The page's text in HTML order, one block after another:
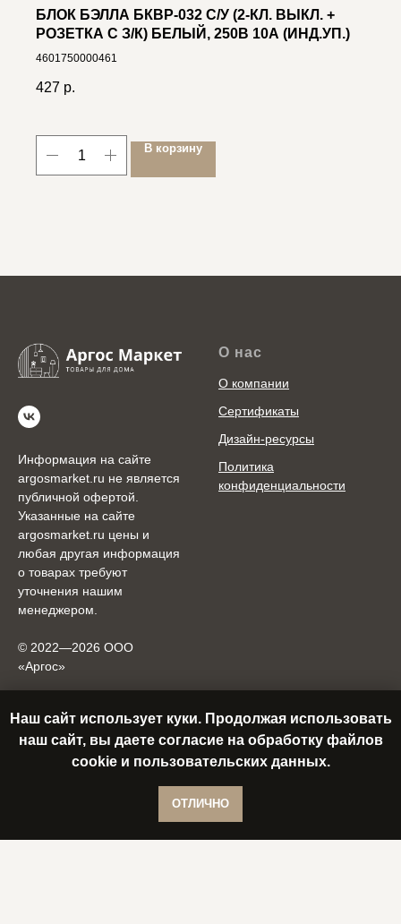
В корзину
БЛОК БЭЛЛА БКВР-032 С/У (2-КЛ. ВЫКЛ. +
РОЗЕТКА C З/К) БЕЛЫЙ, 250В 10А (ИНД.УП.)
4601750000461
427 р.
В корзину
Информация на сайте
argosmarket.ru не является
публичной офертой.
Указанные на сайте
argosmarket.ru цены и
любая другая информация
о товарах требуют
уточнения нашим
менеджером.
© 2022—2026 ООО
«Аргоc»
О нас
О компании
Сертификаты
Дизайн-ресурсы
Политика
конфиденциальности
О продукции
Отзывы
Доставка и оплата
Корпоративным клиентам
Связаться с нами
Офис-шоурум:
г. Петрозаводск, Заводская
+7 (8142) 70-23-97
Наш сайт использует куки. Продолжая использовать
наш сайт, вы даете согласие на обработку файлов
cookie и пользовательских данных.
ОТЛИЧНО